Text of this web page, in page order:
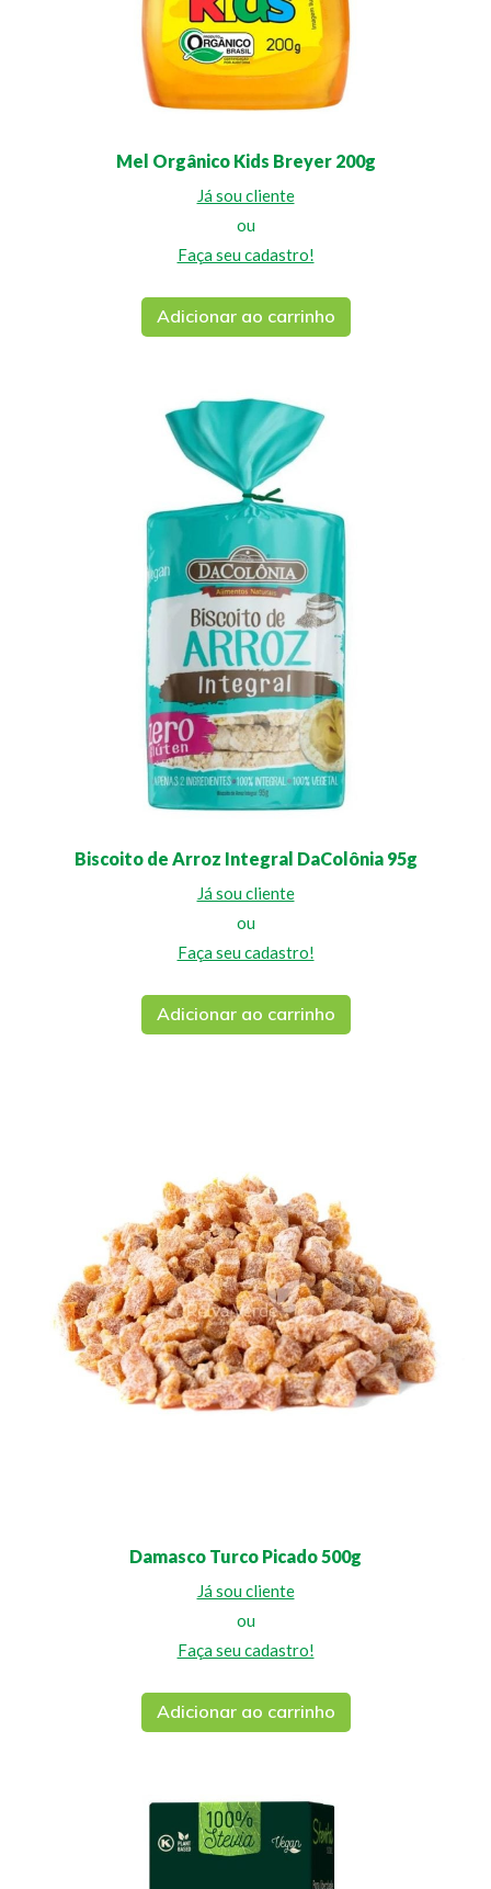
Mel Orgânico Kids Breyer 200g
Já sou cliente
ou
Faça seu cadastro!
Adicionar ao carrinho
Biscoito de Arroz Integral DaColônia 95g
Já sou cliente
ou
Faça seu cadastro!
Adicionar ao carrinho
Damasco Turco Picado 500g
Já sou cliente
ou
Faça seu cadastro!
Adicionar ao carrinho